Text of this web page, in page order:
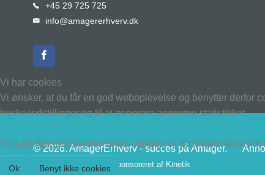
+45 29 725 725
info@amagererhverv.dk
© 2026. AmagerErhverv - succes på Amager.
Denne hjemmeside er sponsoreret af Kinetik
Vi har cookies
Vi ønsker, at du får en god weboplevelse og benytter derfor
huske indstillinger og til at generere anonyme statistikker.
Hvis du ikke godkender vores cookies vil du måske få en
Ok Benyt ikke cookies